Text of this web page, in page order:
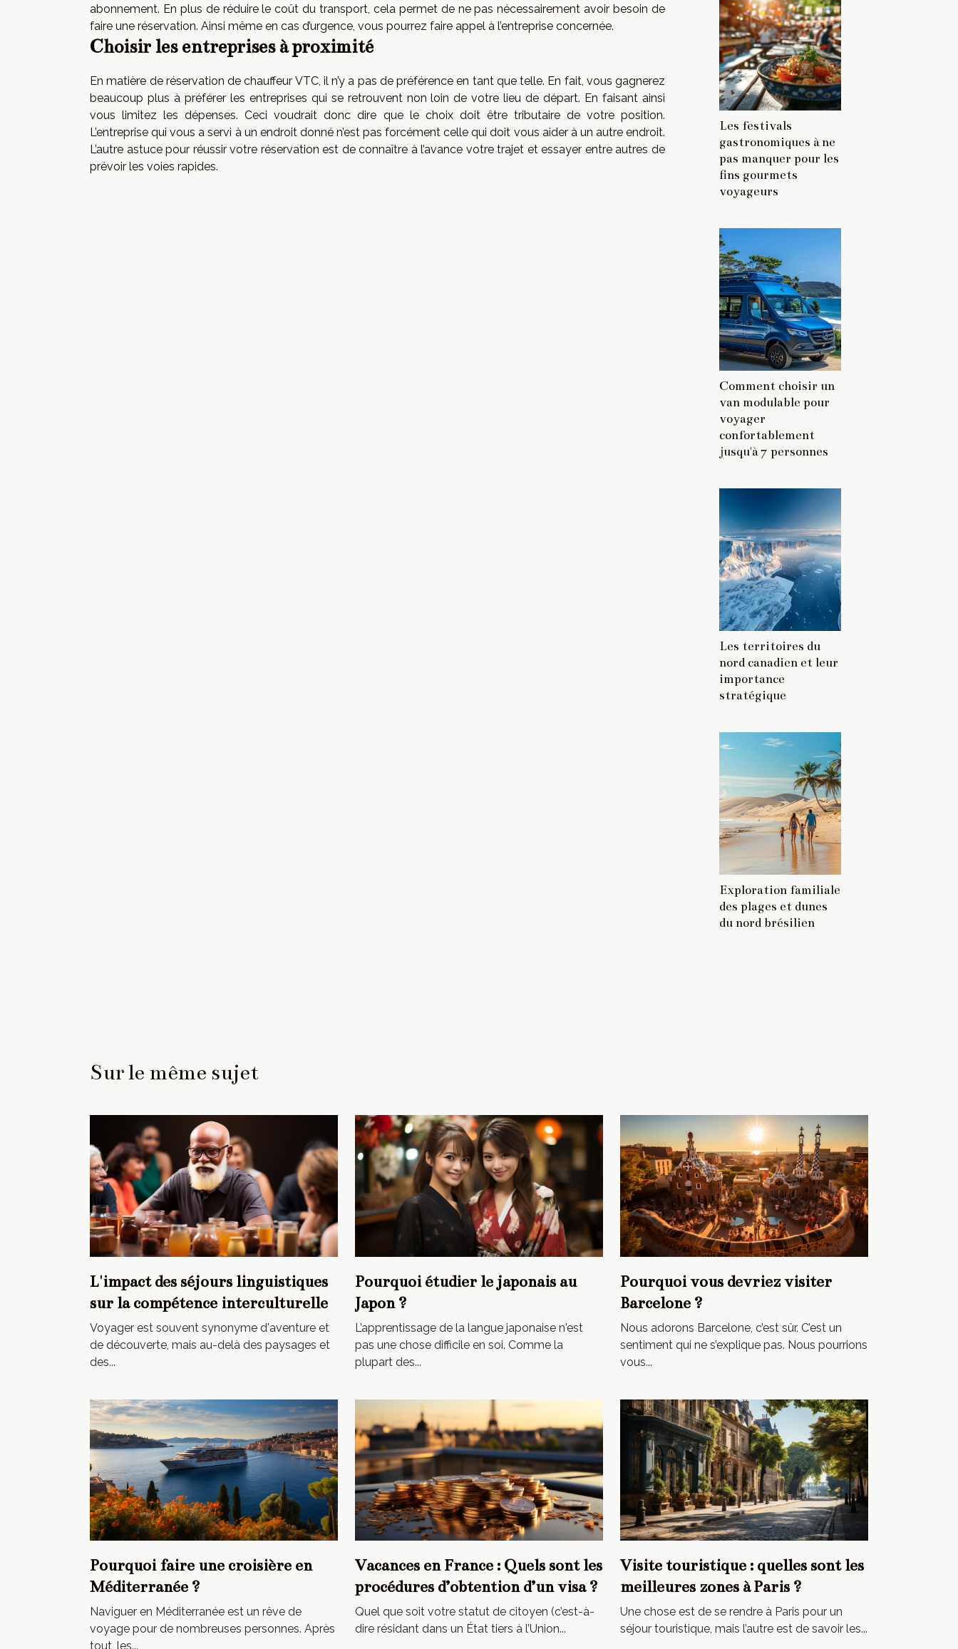
abonnement. En plus de réduire le coût du transport, cela permet de ne pas nécessairement avoir besoin de
faire une réservation. Ainsi même en cas d’urgence, vous pourrez faire appel à l’entreprise concernée.
Choisir les entreprises à proximité
En matière de réservation de chauffeur VTC, il n’y a pas de préférence en tant que telle. En fait, vous gagnerez
beaucoup plus à préférer les entreprises qui se retrouvent non loin de votre lieu de départ. En faisant ainsi
vous limitez les dépenses. Ceci voudrait donc dire que le choix doit être tributaire de votre position.
L’entreprise qui vous a servi à un endroit donné n’est pas forcément celle qui doit vous aider à un autre endroit.
L’autre astuce pour réussir votre réservation est de connaître à l’avance votre trajet et essayer entre autres de
prévoir les voies rapides.
Les festivals
gastronomiques à ne
pas manquer pour les
fins gourmets
voyageurs
Comment choisir un
van modulable pour
voyager
confortablement
jusqu'à 7 personnes
Les territoires du
nord canadien et leur
importance
stratégique
Exploration familiale
des plages et dunes
du nord brésilien
Sur le même sujet
L'impact des séjours linguistiques
sur la compétence interculturelle
Voyager est souvent synonyme d'aventure et
de découverte, mais au-delà des paysages et
des...
Pourquoi étudier le japonais au
Japon ?
L’apprentissage de la langue japonaise n'est
pas une chose difficile en soi. Comme la
plupart des...
Pourquoi vous devriez visiter
Barcelone ?
Nous adorons Barcelone, c’est sûr. C’est un
sentiment qui ne s’explique pas. Nous pourrions
vous...
Pourquoi faire une croisière en
Méditerranée ?
Naviguer en Méditerranée est un rêve de
voyage pour de nombreuses personnes. Après
tout, les...
Vacances en France : Quels sont les
procédures d’obtention d’un visa ?
Quel que soit votre statut de citoyen (c’est-à-
dire résidant dans un État tiers à l’Union...
Visite touristique : quelles sont les
meilleures zones à Paris ?
Une chose est de se rendre à Paris pour un
séjour touristique, mais l’autre est de savoir les...